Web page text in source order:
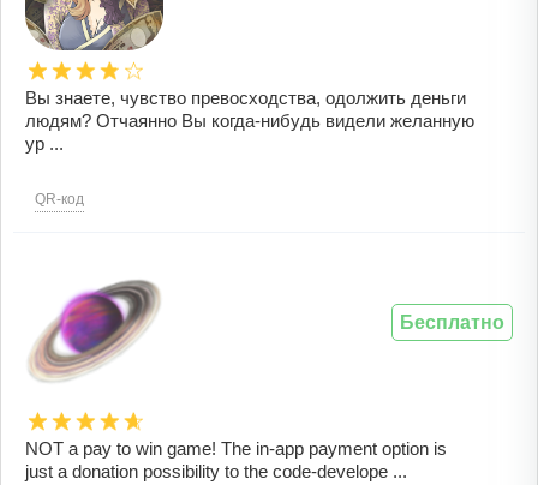
Вы знаете, чувство превосходства, одолжить деньги
людям? Отчаянно Вы когда-нибудь видели желанную
ур ...
QR-код
NOT a pay to win game! The in-app payment option is
just a donation possibility to the code-develope ...
Бесплатно